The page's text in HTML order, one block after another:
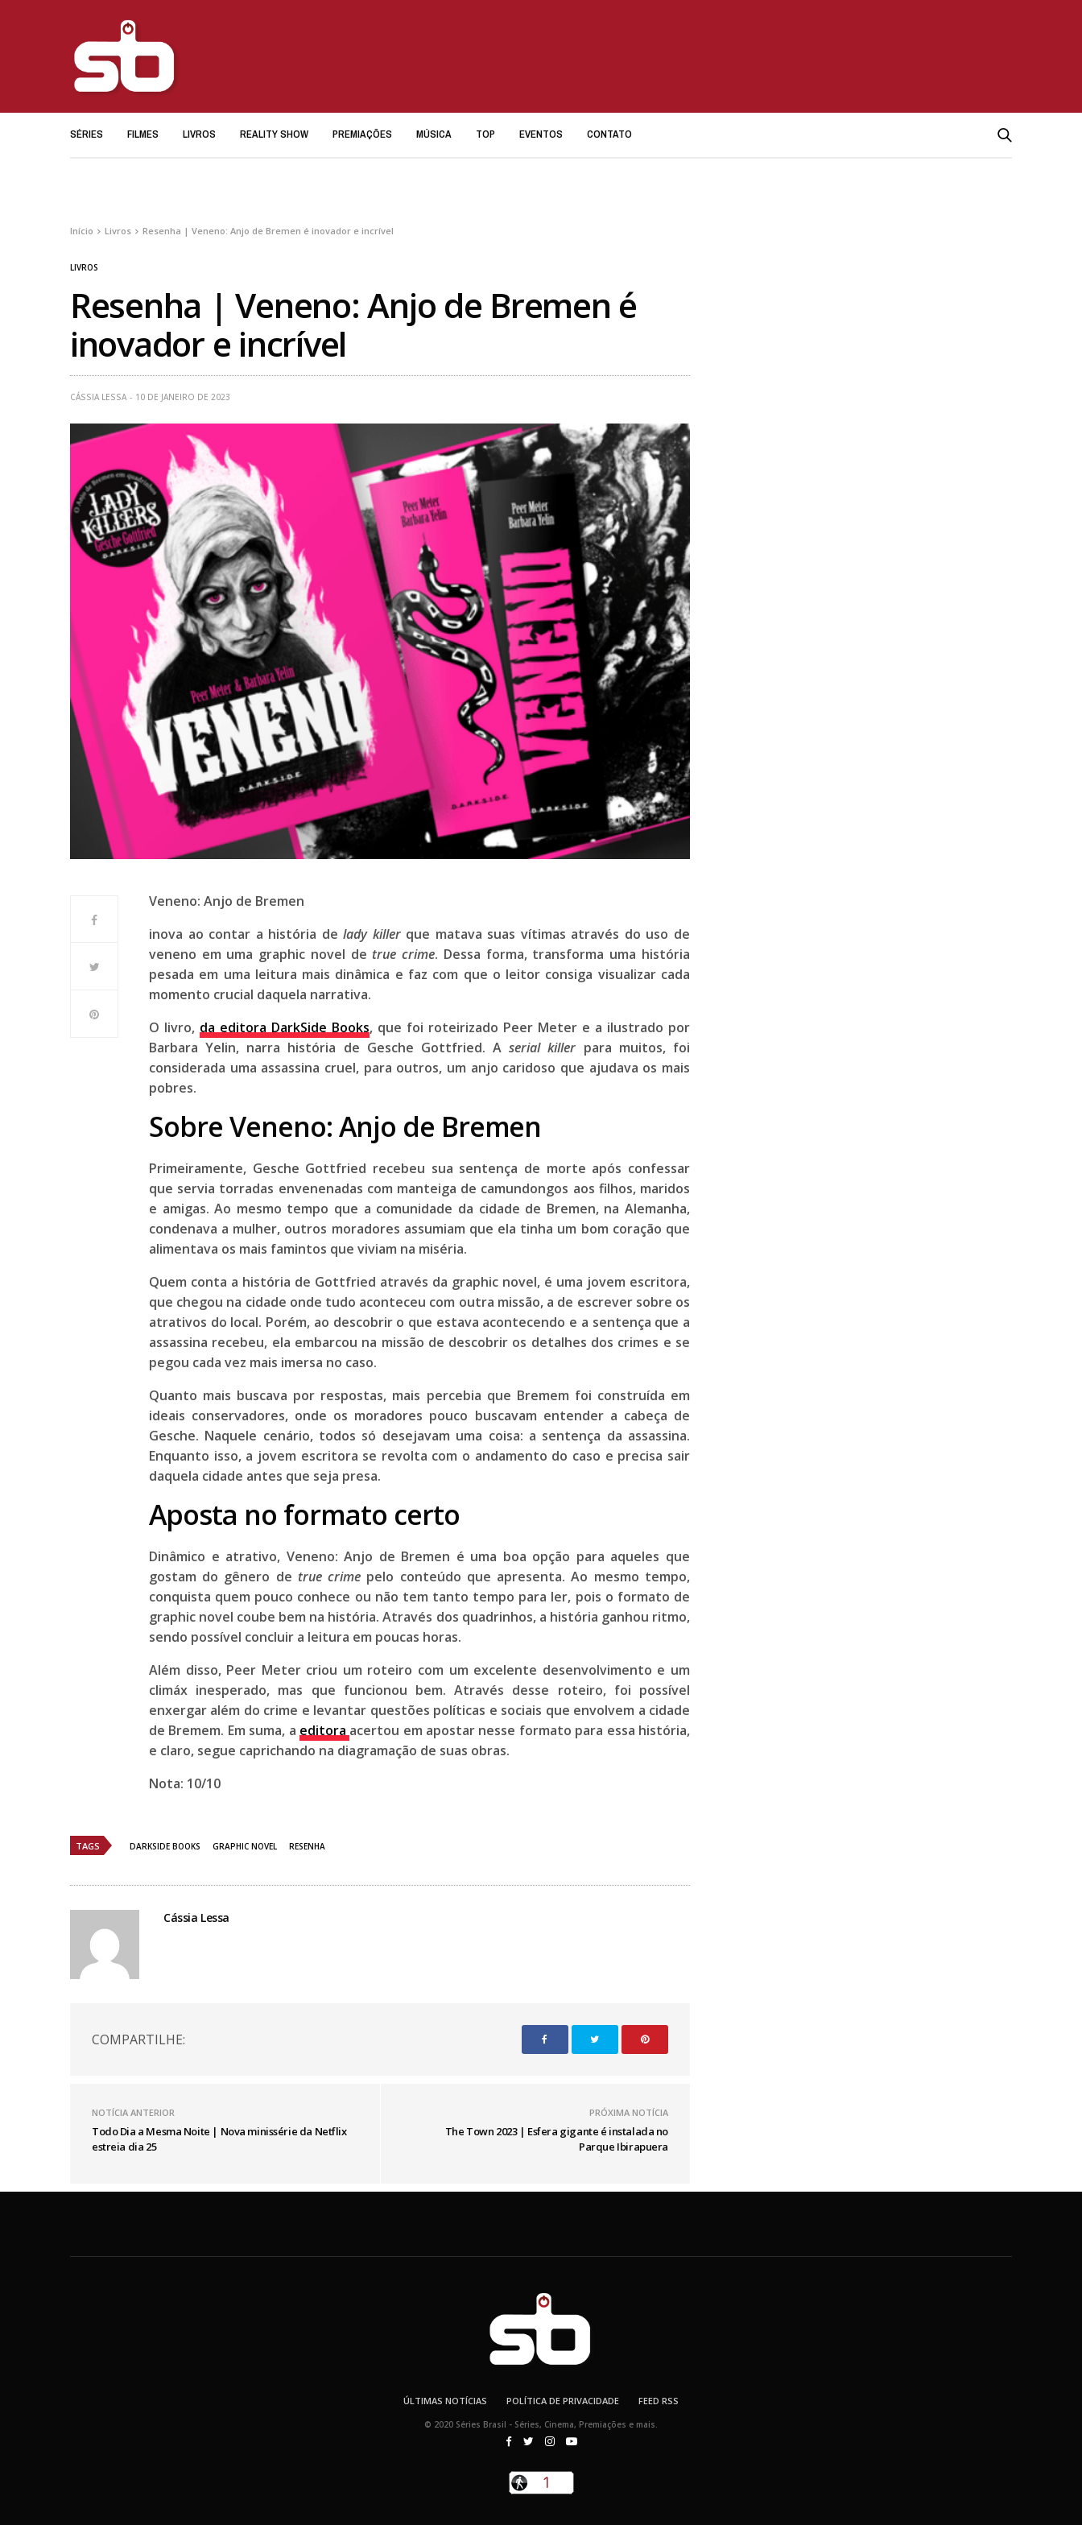
SÉRIES FILMES LIVROS REALITY SHOW PREMIAÇÕES MÚSICA TOP EVENTOS CONTATO
Início Livros Resenha | Veneno: Anjo de Bremen é inovador e incrível
LIVROS
Resenha | Veneno: Anjo de Bremen é
inovador e incrível
CÁSSIA LESSA 10 DE JANEIRO DE 2023
Veneno: Anjo de Bremen
inova ao contar a história delady killerque matava suas vítimas através do uso de
veneno em uma graphic novel de true crime. Dessa forma, transforma uma história
pesada em uma leitura mais dinâmica e faz com que o leitor consiga visualizar cada
momento crucial daquela narrativa.
O livro, da editora DarkSide Books, que foi roteirizado Peer Meter e a ilustrado por
Barbara Yelin, narra história de Gesche Gottfried. Aserial killer para muitos, foi
considerada uma assassina cruel, para outros, um anjo caridoso que ajudava os mais
pobres.
Sobre Veneno: Anjo de Bremen
Primeiramente, Gesche Gottfried recebeu sua sentença de morte após confessar
que servia torradas envenenadas com manteiga de camundongos aos filhos, maridos
e amigas. Ao mesmo tempo que a comunidade da cidade de Bremen, na Alemanha,
condenava a mulher, outros moradores assumiam que ela tinha um bom coração que
alimentava os mais famintos que viviam na miséria.
Quem conta a história de Gottfried através da graphic novel, é uma jovem escritora,
que chegou na cidade onde tudo aconteceu com outra missão, a de escrever sobre os
atrativos do local. Porém, ao descobrir o que estava acontecendo e a sentença que a
assassina recebeu, ela embarcou na missão de descobrir os detalhes dos crimes e se
pegou cada vez mais imersa no caso.
Quanto mais buscava por respostas, mais percebia que Bremem foi construída em
ideais conservadores, onde os moradores pouco buscavam entender a cabeça de
Gesche. Naquele cenário, todos só desejavam uma coisa: a sentença da assassina.
Enquanto isso, a jovem escritora se revolta com o andamento do caso e precisa sair
daquela cidade antes que seja presa.
Aposta no formato certo
Dinâmico e atrativo, Veneno: Anjo de Bremen é uma boa opção para aqueles que
gostam do gênero de true crime pelo conteúdo que apresenta. Ao mesmo tempo,
conquista quem pouco conhece ou não tem tanto tempo para ler, pois o formato de
graphic novel coube bem na história. Através dos quadrinhos, a história ganhou ritmo,
sendo possível concluir a leitura em poucas horas.
Além disso, Peer Meter criou um roteiro com um excelente desenvolvimento e um
climáx inesperado, mas que funcionou bem. Através desse roteiro, foi possível
enxergar além do crime e levantar questões políticas e sociais que envolvem a cidade
de Bremem. Em suma, a editoraacertou em apostar nesse formato para essa história,
e claro, segue caprichando na diagramação de suas obras.
Nota: 10/10
TAGS DARKSIDE BOOKS GRAPHIC NOVEL RESENHA
Cássia Lessa
COMPARTILHE:
NOTÍCIA ANTERIOR
Todo Dia a Mesma Noite | Nova minissérie da Netflix
estreia dia 25
PRÓXIMA NOTÍCIA
The Town 2023 | Esfera gigante é instalada no
Parque Ibirapuera
ÚLTIMAS NOTÍCIAS POLÍTICA DE PRIVACIDADE FEED RSS
© 2020 Séries Brasil - Séries, Cinema, Premiações e mais.